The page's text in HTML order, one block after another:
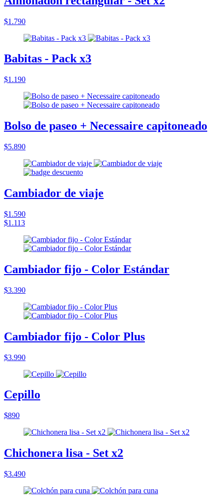
$1.790
Babitas - Pack x3
$1.190
Bolso de paseo + Necessaire capitoneado
$5.890
Cambiador de viaje
$1.590
$1.113
Cambiador fijo - Color Estándar
$3.390
Cambiador fijo - Color Plus
$3.990
Cepillo
$890
Chichonera lisa - Set x2
$3.490